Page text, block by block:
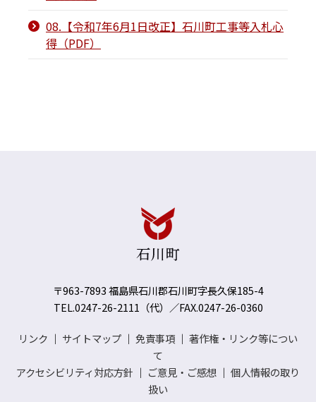
08.【令和7年6月1日改正】石川町工事等入札心
得（PDF）
〒963-7893 福島県石川郡石川町字長久保185-4
TEL.0247-26-2111（代）／FAX.0247-26-0360
リンク ｜ サイトマップ ｜ 免責事項 ｜ 著作権・リンク等につい
て
アクセシビリティ対応方針 ｜ ご意見・ご感想 ｜ 個人情報の取り
扱い